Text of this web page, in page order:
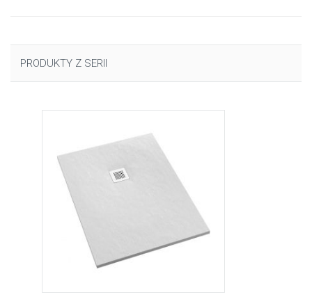
PRODUKTY Z SERII